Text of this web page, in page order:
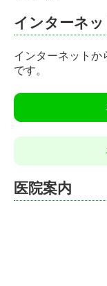
インターネ
インターネットか
です。
医院案内